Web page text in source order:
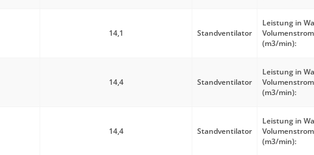
14,1 Standventilator
Leistung in
Volumenstrom
(m3/min):
14,4 Standventilator
Leistung in
Volumenstrom
(m3/min):
14,4 Standventilator
Leistung in
Volumenstrom
(m3/min):